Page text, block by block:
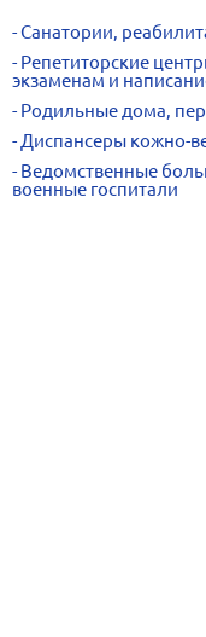
Санатории,
Репетиторские
экзаменам и
Родильные дома,
Диспансеры кожно-
Ведомственные
военные госпитали